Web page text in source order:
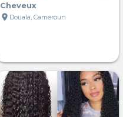
Cheveux
location_on Douala, Cameroun